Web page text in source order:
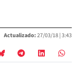
Actualizado:27/03/18 |3:43